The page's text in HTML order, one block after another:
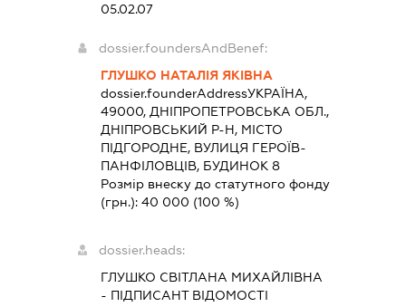
05.02.07
dossier.foundersAndBenef:
ГЛУШКО НАТАЛІЯ ЯКІВНА
dossier.founderAddressУКРАЇНА,
49000, ДНІПРОПЕТРОВСЬКА ОБЛ.,
ДНІПРОВСЬКИЙ Р-Н, МІСТО
ПІДГОРОДНЕ, ВУЛИЦЯ ГЕРОЇВ-
ПАНФІЛОВЦІВ, БУДИНОК 8
Розмір внеску до статутного фонду
(грн.): 40 000 (100 %)
dossier.heads:
ГЛУШКО СВІТЛАНА МИХАЙЛІВНА
- ПІДПИСАНТВІДОМОСТІ